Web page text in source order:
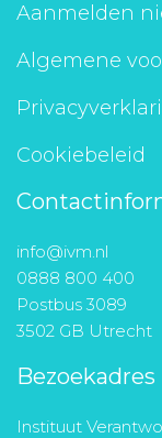
Aanmelden
Algemene
Cookiebeleid
info@ivm.nl
0888 800 400
Postbus 3089
3502 GB Utrecht
Bezoekadres
Instituut